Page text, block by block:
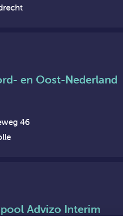
en Oost-Nederland
46
Advizo Interim